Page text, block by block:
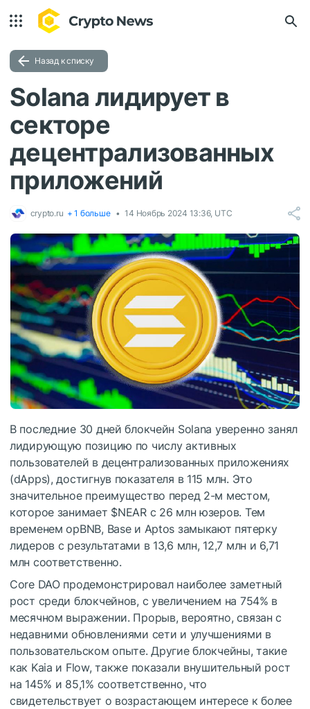
Назад к списку
Solana лидирует в
секторе
децентрализованных
приложений
crypto.ru + 1 больше 14 Ноябрь 2024 13:36, UTC
В последние 30 дней блокчейн Solana уверенно занял
лидирующую позицию по числу активных
пользователей в децентрализованных приложениях
(dApps), достигнув показателя в 115 млн. Это
значительное преимущество перед 2-м местом,
которое занимает $NEARс 26 млн юзеров. Тем
временем opBNB, Base и Aptos замыкают пятерку
лидеров с результатами в 13,6 млн, 12,7 млн и 6,71
млн соответственно.
Core DAO продемонстрировал наиболее заметный
рост среди блокчейнов, с увеличением на 754% в
месячном выражении. Прорыв, вероятно, связан с
недавними обновлениями сети и улучшениями в
пользовательском опыте. Другие блокчейны, такие
как Kaia и Flow, также показали внушительный рост
на 145% и 85,1% соответственно, что
свидетельствует о возрастающем интересе к более